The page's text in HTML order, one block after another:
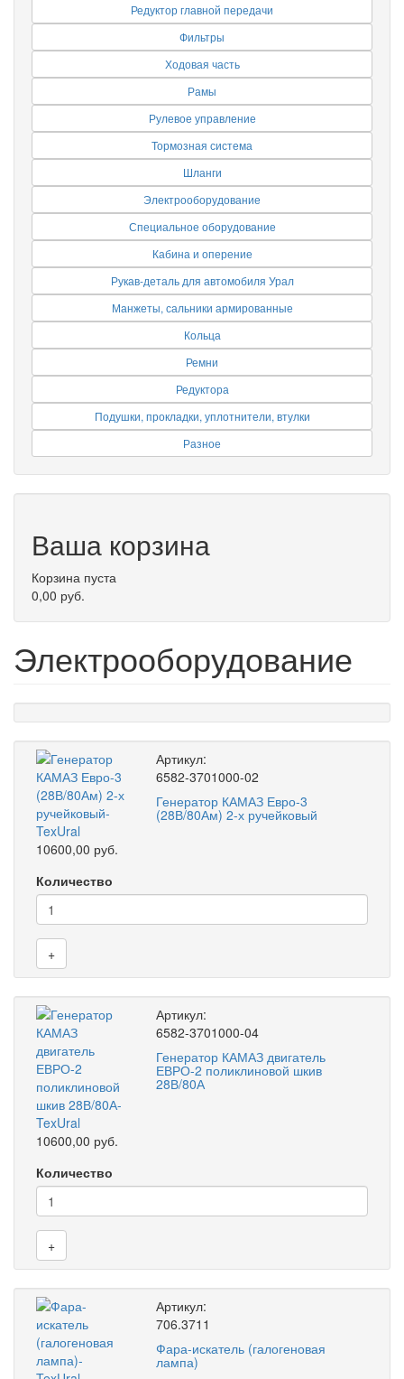
Редуктор главной передачи
Фильтры
Ходовая часть
Рамы
Рулевое управление
Тормозная система
Шланги
Электрооборудование
Специальное оборудование
Кабина и оперение
Рукав-деталь для автомобиля Урал
Манжеты, сальники армированные
Кольца
Ремни
Редуктора
Подушки, прокладки, уплотнители, втулки
Разное
Ваша корзина
Корзина пуста
0,00 руб.
Электрооборудование
Артикул:
6582-3701000-02
Генератор КАМАЗ Евро-3
(28В/80Ам) 2-х ручейковый
10600,00 руб.
Количество
+
Артикул:
6582-3701000-04
Генератор КАМАЗ двигатель
ЕВРО-2 поликлиновой шкив
28В/80А
10600,00 руб.
Количество
+
Артикул:
706.3711
Фара-искатель (галогеновая
лампа)